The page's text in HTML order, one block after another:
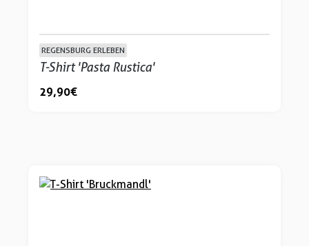
REGENSBURG ERLEBEN
T-Shirt 'Pasta Rustica'
29,90 €